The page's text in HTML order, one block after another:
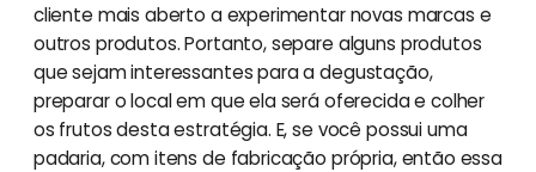
cliente mais aberto a experimentar novas marcas e
outros produtos. Portanto, separe alguns produtos
que sejam interessantes para a degustação,
preparar o local em que ela será oferecida e colher
os frutos desta estratégia. E, se você possui uma
padaria, com itens de fabricação própria, então essa